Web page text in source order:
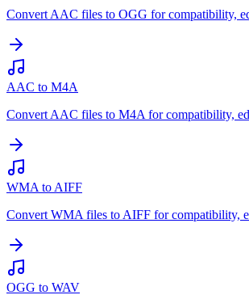
Convert AAC files to OGG for compatibility,
AAC to M4A
Convert AAC files to M4A for compatibility,
WMA to AIFF
Convert WMA files to AIFF for compatibility,
OGG to WAV